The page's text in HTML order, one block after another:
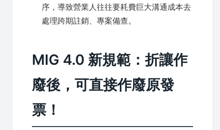
序，導致營業人往往要耗費巨大溝通成本去
處理跨期註銷、專案備查。
MIG 4.0 新規範：折讓作
廢後，可直接作廢原發
票！